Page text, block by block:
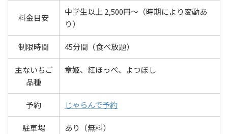
料金目安
中学生以上 2,500円～（時期により変動あ
り）
制限時間 45分間（食べ放題）
主ないちご
品種
章姫、紅ほっぺ、よつぼし
予約 じゃらんで予約
駐車場 あり（無料）